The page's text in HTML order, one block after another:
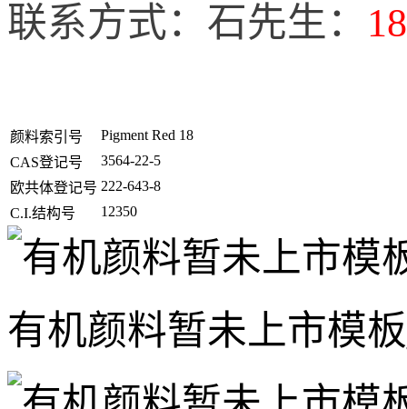
联系方式：石先生：
颜料索引号
Pigment Red 18
CAS登记号
3564-22-5
欧共体登记号 222-643-8
C.I.结构号
12350
有机颜料暂未上市模